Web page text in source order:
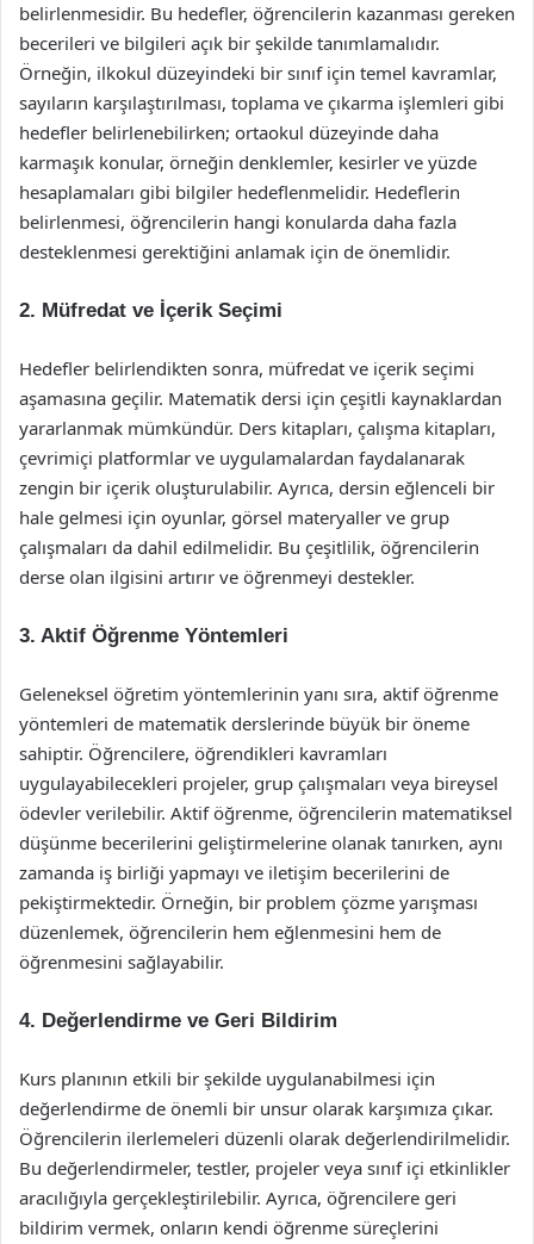
belirlenmesidir. Bu hedefler, öğrencilerin kazanması gereken
becerileri ve bilgileri açık bir şekilde tanımlamalıdır.
Örneğin, ilkokul düzeyindeki bir sınıf için temel kavramlar,
sayıların karşılaştırılması, toplama ve çıkarma işlemleri gibi
hedefler belirlenebilirken; ortaokul düzeyinde daha
karmaşık konular, örneğin denklemler, kesirler ve yüzde
hesaplamaları gibi bilgiler hedeflenmelidir. Hedeflerin
belirlenmesi, öğrencilerin hangi konularda daha fazla
desteklenmesi gerektiğini anlamak için de önemlidir.
2. Müfredat ve İçerik Seçimi
Hedefler belirlendikten sonra, müfredat ve içerik seçimi
aşamasına geçilir. Matematik dersi için çeşitli kaynaklardan
yararlanmak mümkündür. Ders kitapları, çalışma kitapları,
çevrimiçi platformlar ve uygulamalardan faydalanarak
zengin bir içerik oluşturulabilir. Ayrıca, dersin eğlenceli bir
hale gelmesi için oyunlar, görsel materyaller ve grup
çalışmaları da dahil edilmelidir. Bu çeşitlilik, öğrencilerin
derse olan ilgisini artırır ve öğrenmeyi destekler.
3. Aktif Öğrenme Yöntemleri
Geleneksel öğretim yöntemlerinin yanı sıra, aktif öğrenme
yöntemleri de matematik derslerinde büyük bir öneme
sahiptir. Öğrencilere, öğrendikleri kavramları
uygulayabilecekleri projeler, grup çalışmaları veya bireysel
ödevler verilebilir. Aktif öğrenme, öğrencilerin matematiksel
düşünme becerilerini geliştirmelerine olanak tanırken, aynı
zamanda iş birliği yapmayı ve iletişim becerilerini de
pekiştirmektedir. Örneğin, bir problem çözme yarışması
düzenlemek, öğrencilerin hem eğlenmesini hem de
öğrenmesini sağlayabilir.
4. Değerlendirme ve Geri Bildirim
Kurs planının etkili bir şekilde uygulanabilmesi için
değerlendirme de önemli bir unsur olarak karşımıza çıkar.
Öğrencilerin ilerlemeleri düzenli olarak değerlendirilmelidir.
Bu değerlendirmeler, testler, projeler veya sınıf içi etkinlikler
aracılığıyla gerçekleştirilebilir. Ayrıca, öğrencilere geri
bildirim vermek, onların kendi öğrenme süreçlerini